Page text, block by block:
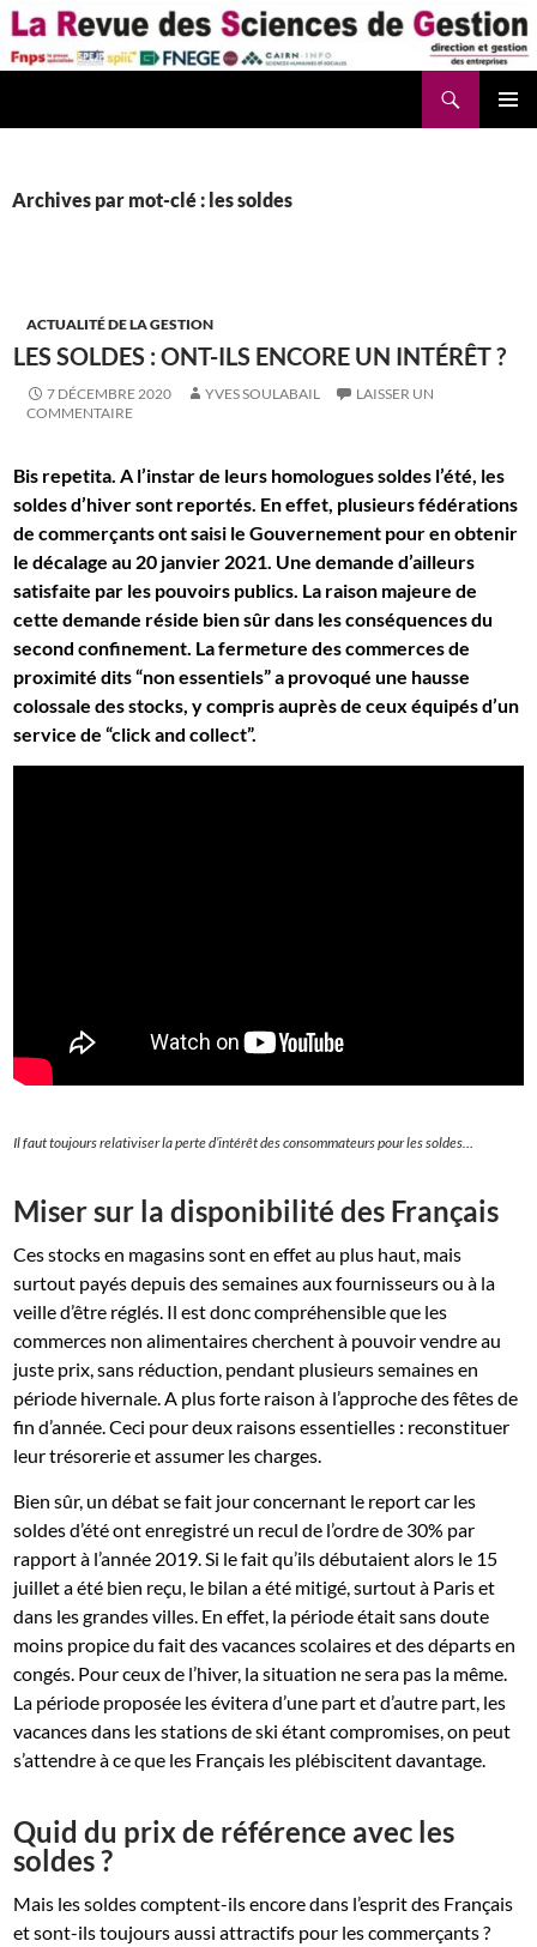
Aller
au
contenu
Archives par mot-clé : les soldes
ACTUALITÉ DE LA GESTION
LES SOLDES : ONT-ILS ENCORE UN INTÉRÊT ?
7 DÉCEMBRE 2020 YVES SOULABAIL
LAISSER UN
COMMENTAIRE
Bis repetita. A l’instar de leurs homologues soldes l’été, les
soldes d’hiver sont reportés. En effet, plusieurs fédérations
de commerçants ont saisi le Gouvernement pour en obtenir
le décalage au 20 janvier 2021. Une demande d’ailleurs
satisfaite par les pouvoirs publics. La raison majeure de
cette demande réside bien sûr dans les conséquences du
second confinement. La fermeture des commerces de
proximité dits “non essentiels” a provoqué une hausse
colossale des stocks, y compris auprès de ceux équipés d’un
service de “click and collect”.
Il faut toujours relativiser la perte d’intérêt des consommateurs pour les soldes…
Miser sur la disponibilité des Français
Ces stocks en magasins sont en effet au plus haut, mais
surtout payés depuis des semaines aux fournisseurs ou à la
veille d’être réglés. Il est donc compréhensible que les
commerces non alimentaires cherchent à pouvoir vendre au
juste prix, sans réduction, pendant plusieurs semaines en
période hivernale. A plus forte raison à l’approche des fêtes de
fin d’année. Ceci pour deux raisons essentielles : reconstituer
leur trésorerie et assumer les charges.
Bien sûr, un débat se fait jour concernant le report car les
soldes d’été ont enregistré un recul de l’ordre de 30% par
rapport à l’année 2019. Si le fait qu’ils débutaient alors le 15
juillet a été bien reçu, le bilan a été mitigé, surtout à Paris et
dans les grandes villes. En effet, la période était sans doute
moins propice du fait des vacances scolaires et des départs en
congés. Pour ceux de l’hiver, la situation ne sera pas la même.
La période proposée les évitera d’une part et d’autre part, les
vacances dans les stations de ski étant compromises, on peut
s’attendre à ce que les Français les plébiscitent davantage.
Quid du prix de référence avec les
soldes ?
Mais les soldes comptent-ils encore dans l’esprit des Français
et sont-ils toujours aussi attractifs pour les commerçants ?